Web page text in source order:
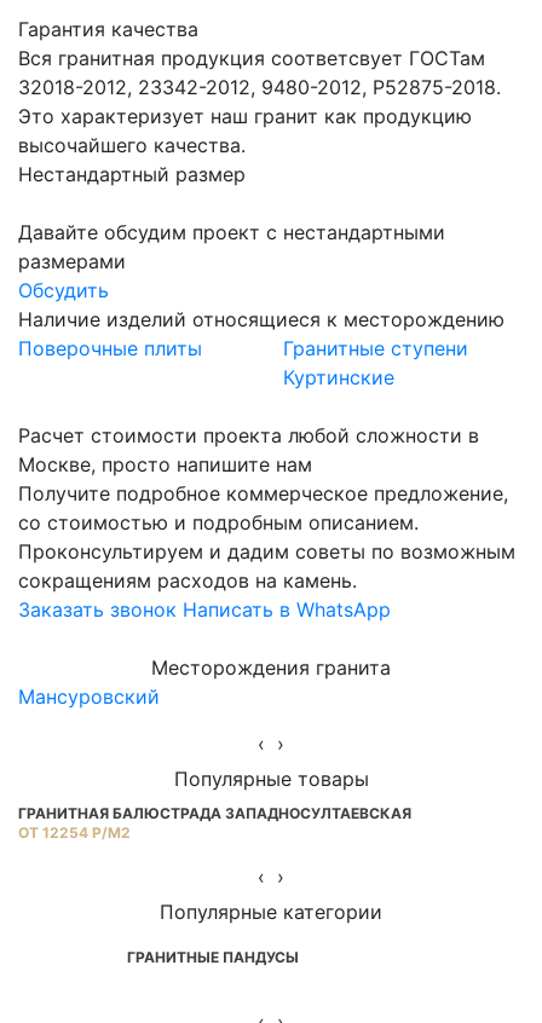
Гарантия качества
Вся гранитная продукция соответсвует ГОСТам
32018-2012, 23342-2012, 9480-2012, Р52875-2018.
Это характеризует наш гранит как продукцию
высочайшего качества.
Нестандартный размер
Давайте обсудим проект с нестандартными
размерами
Обсудить
Наличие изделий относящиеся к месторождению
Поверочные плиты
Гранитные ступени
Куртинские
Расчет стоимости проекта любой сложности в
Москве, просто напишите нам
Получите подробное коммерческое предложение,
со стоимостью и подробным описанием.
Проконсультируем и дадим советы по возможным
сокращениям расходов на камень.
Заказать звонок Написать в WhatsApp
Месторождения гранита
Мансуровский
‹ ›
Популярные товары
ГРАНИТНАЯ БАЛЮСТРАДА ЗАПАДНОСУЛТАЕВСКАЯ
ОТ 12254 Р/М2
‹ ›
Популярные категории
ГРАНИТНЫЕ ПАНДУСЫ